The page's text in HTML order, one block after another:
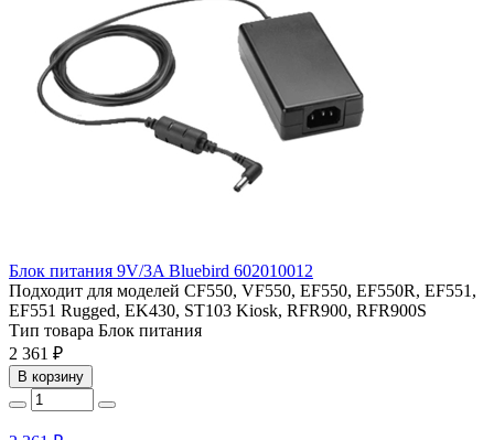
Блок питания 9V/3A Bluebird 602010012
Подходит для моделей CF550, VF550, EF550, EF550R, EF551,
EF551 Rugged, EK430, ST103 Kiosk, RFR900, RFR900S
Тип товара Блок питания
2 361 ₽
В корзину